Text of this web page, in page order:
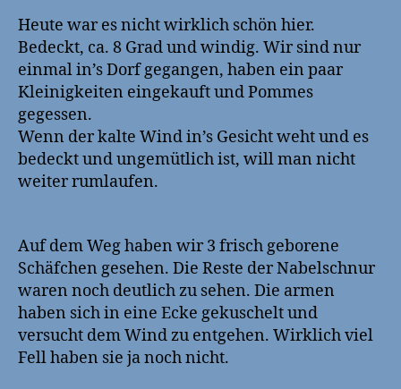
09
News
und
Update
zum
Heute war es nicht wirklich schön hier.
Bedeckt, ca. 8 Grad und windig. Wir sind nur
einmal in’s Dorf gegangen, haben ein paar
Kleinigkeiten eingekauft und Pommes
gegessen.
Wenn der kalte Wind in’s Gesicht weht und es
bedeckt und ungemütlich ist, will man nicht
weiter rumlaufen.
Auf dem Weg haben wir 3 frisch geborene
Schäfchen gesehen. Die Reste der Nabelschnur
waren noch deutlich zu sehen. Die armen
haben sich in eine Ecke gekuschelt und
versucht dem Wind zu entgehen. Wirklich viel
Fell haben sie ja noch nicht.